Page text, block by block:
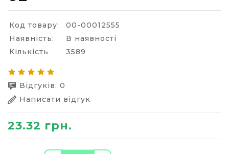
Код товару:
00-00012555
Наявність:
В наявності
Кількість
3589
Відгуків: 0
Написати відгук
23.32 грн.